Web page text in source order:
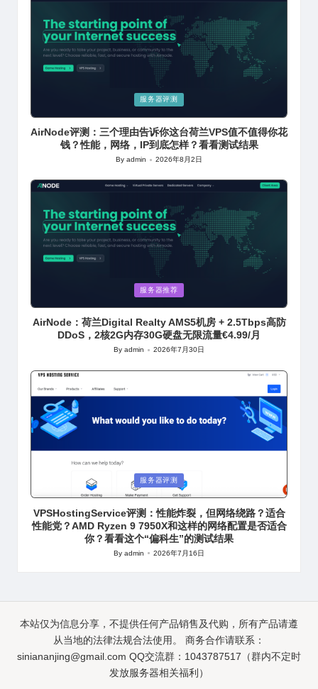
服务器评测
AirNode评测：三个理由告诉你这台荷兰VPS值不值得你花
钱？性能，网络，IP到底怎样？看看测试结果
Posted
Byadmin 2026年8月2日
服务器推荐
AirNode：荷兰Digital Realty AMS5机房 + 2.5Tbps高防
DDoS，2核2G内存30G硬盘无限流量€4.99/月
Posted
Byadmin 2026年7月30日
服务器评测
VPSHostingService评测：性能炸裂，但网络绕路？适合
性能党？AMD Ryzen 9 7950X和这样的网络配置是否适合
你？看看这个“偏科生”的测试结果
Posted
Byadmin 2026年7月16日
本站仅为信息分享，不提供任何产品销售及代购，所有产品请遵
从当地的法律法规合法使用。 商务合作请联系：
siniananjing@gmail.com QQ交流群：1043787517（群内不定时
发放服务器相关福利）